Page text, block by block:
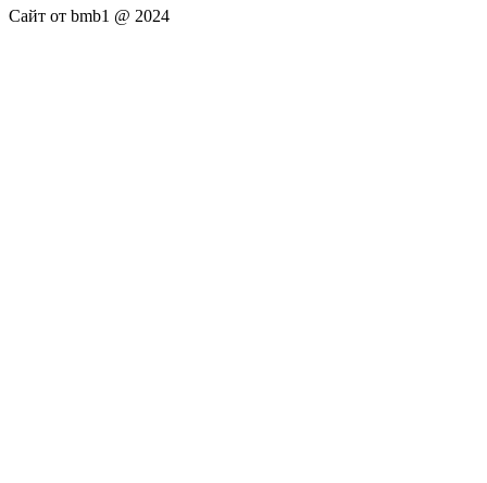
Сайт от bmb1 @ 2024